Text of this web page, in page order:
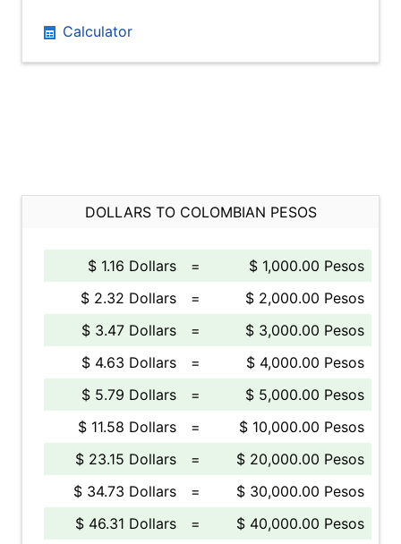
Calculator
DOLLARS TO COLOMBIAN PESOS
$ 1.16 Dollars =
$ 1,000.00 Pesos
$ 2.32 Dollars
=
$ 2,000.00 Pesos
$ 3.47 Dollars
=
$ 3,000.00 Pesos
$ 4.63 Dollars
=
$ 4,000.00 Pesos
$ 5.79 Dollars
=
$ 5,000.00 Pesos
$ 11.58 Dollars
=
$ 10,000.00 Pesos
$ 23.15 Dollars
=
$ 20,000.00 Pesos
$ 34.73 Dollars
=
$ 30,000.00 Pesos
$ 46.31 Dollars
= $ 40,000.00 Pesos